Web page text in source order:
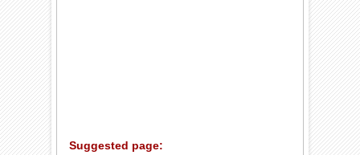
Suggested page: